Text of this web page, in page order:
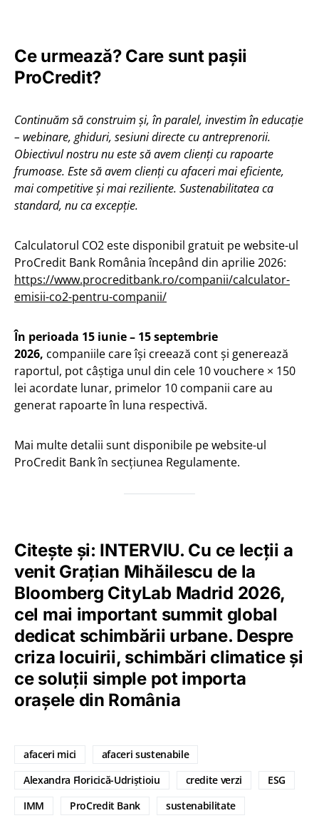
Ce urmează? Care sunt pașii
ProCredit?
Continuăm să construim şi, în paralel, investim în educație
– webinare, ghiduri, sesiuni directe cu antreprenorii.
Obiectivul nostru nu este să avem clienți cu rapoarte
frumoase. Este să avem clienți cu afaceri mai eficiente,
mai competitive și mai reziliente. Sustenabilitatea ca
standard, nu ca excepție.
Calculatorul CO2 este disponibil gratuit pe website-ul
ProCredit Bank România începând din aprilie 2026:
https://www.procreditbank.ro/companii/calculator-
emisii-co2-pentru-companii/​
În perioada 15 iunie – 15 septembrie
2026, companiile care își creează cont și generează
raportul, pot câștiga unul din cele 10 vouchere × 150
lei acordate lunar, primelor 10 companii care au
generat rapoarte în luna respectivă.
Mai multe detalii sunt disponibile pe website-ul
ProCredit Bank în secțiunea Regulamente.
Citește și: INTERVIU. Cu ce lecții a
venit Grațian Mihăilescu de la
Bloomberg CityLab Madrid 2026,
cel mai important summit global
dedicat schimbării urbane. Despre
criza locuirii, schimbări climatice și
ce soluții simple pot importa
orașele din România
afaceri mici
afaceri sustenabile
Alexandra Floricică-Udriștioiu
credite verzi
ESG
IMM
ProCredit Bank sustenabilitate